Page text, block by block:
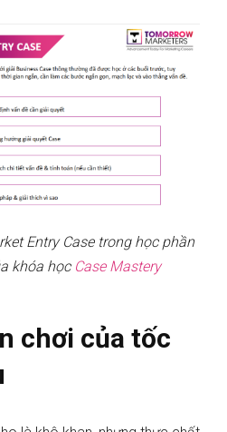
Entry Case trong học phần
khóa học Case Mastery
chơi của tốc